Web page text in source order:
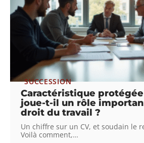
SUCCESSION
Caractéristique protégée
joue-t-il un rôle
droit du travail ?
Un chiffre sur un CV, et soudain le
Voilà comment,…